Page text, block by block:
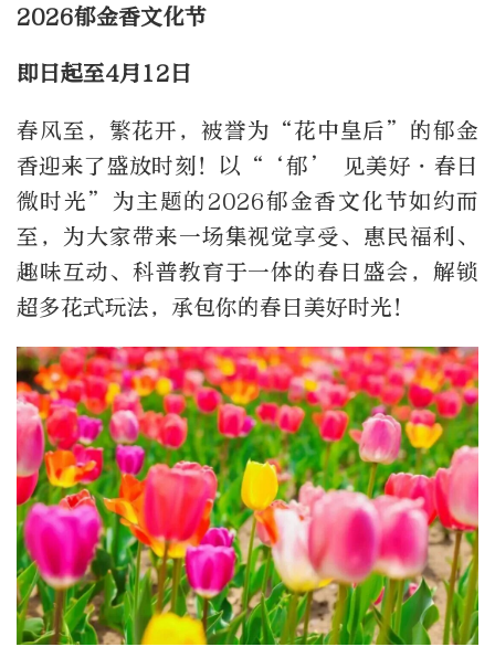
2026郁金香文化节
即日起至4月12日
春风至，繁花开，被誉为“花中皇后”的郁金
香迎来了盛放时刻！以“‘郁’ 见美好・春日
微时光”为主题的2026郁金香文化节如约而
至，为大家带来一场集视觉享受、惠民福利、
趣味互动、科普教育于一体的春日盛会，解锁
超多花式玩法，承包你的春日美好时光！